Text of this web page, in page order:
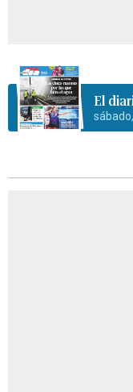
El